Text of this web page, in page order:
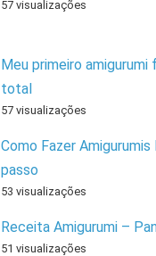
57 visualizações
Meu primeiro amigurumi
total
57 visualizações
Como Fazer Amigurumis
passo
53 visualizações
Receita Amigurumi –
51 visualizações